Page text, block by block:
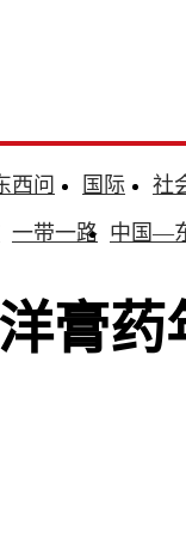
西问 国际
社
一带一路 中国—
膏